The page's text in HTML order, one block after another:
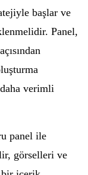
başlar ve
Panel,
verimli
panel ile
görselleri ve